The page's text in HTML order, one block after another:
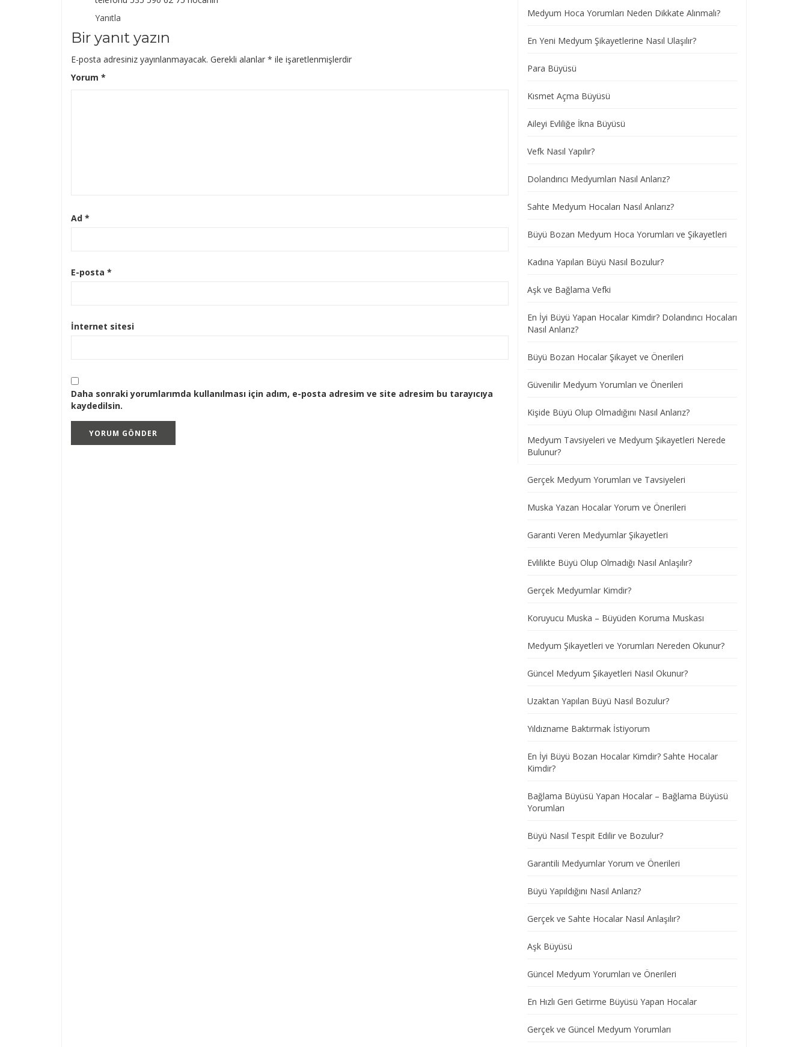
Yanıtla
Bir yanıt yazın
E-posta adresiniz yayınlanmayacak. Gerekli alanlar * ile işaretlenmişlerdir
Yorum *
Ad *
E-posta *
İnternet sitesi
Daha sonraki yorumlarımda kullanılması için adım, e-posta adresim ve site adresim bu tarayıcıya
kaydedilsin.
Medyum Hoca Yorumları Neden Dikkate Alınmalı?
En Yeni Medyum Şikayetlerine Nasıl Ulaşılır?
Para Büyüsü
Kısmet Açma Büyüsü
Aileyi Evliliğe İkna Büyüsü
Vefk Nasıl Yapılır?
Dolandırıcı Medyumları Nasıl Anlarız?
Sahte Medyum Hocaları Nasıl Anlarız?
Büyü Bozan Medyum Hoca Yorumları ve Şikayetleri
Kadına Yapılan Büyü Nasıl Bozulur?
Aşk ve Bağlama Vefki
En İyi Büyü Yapan Hocalar Kimdir? Dolandırıcı Hocaları
Nasıl Anlarız?
Büyü Bozan Hocalar Şikayet ve Önerileri
Güvenilir Medyum Yorumları ve Önerileri
Kişide Büyü Olup Olmadığını Nasıl Anlarız?
Medyum Tavsiyeleri ve Medyum Şikayetleri Nerede
Bulunur?
Gerçek Medyum Yorumları ve Tavsiyeleri
Muska Yazan Hocalar Yorum ve Önerileri
Garanti Veren Medyumlar Şikayetleri
Evlilikte Büyü Olup Olmadığı Nasıl Anlaşılır?
Gerçek Medyumlar Kimdir?
Koruyucu Muska – Büyüden Koruma Muskası
Medyum Şikayetleri ve Yorumları Nereden Okunur?
Güncel Medyum Şikayetleri Nasıl Okunur?
Uzaktan Yapılan Büyü Nasıl Bozulur?
Yıldızname Baktırmak İstiyorum
En İyi Büyü Bozan Hocalar Kimdir? Sahte Hocalar
Kimdir?
Bağlama Büyüsü Yapan Hocalar – Bağlama Büyüsü
Yorumları
Büyü Nasıl Tespit Edilir ve Bozulur?
Garantili Medyumlar Yorum ve Önerileri
Büyü Yapıldığını Nasıl Anlarız?
Gerçek ve Sahte Hocalar Nasıl Anlaşılır?
Aşk Büyüsü
Güncel Medyum Yorumları ve Önerileri
En Hızlı Geri Getirme Büyüsü Yapan Hocalar
Gerçek ve Güncel Medyum Yorumları